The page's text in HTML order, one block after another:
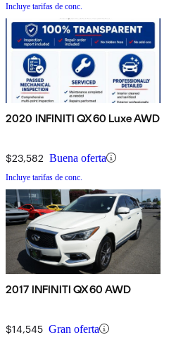
Incluye tarifas de conc.
2020 INFINITI QX60 Luxe AWD
$23,582 Buena oferta
Incluye tarifas de conc.
2017 INFINITI QX60 AWD
$14,545 Gran oferta